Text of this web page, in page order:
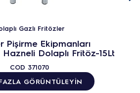
Gazlı Fritözler
Pişirme Ekipmanları
Hazneli Dolaplı Fritöz-15Lt
COD 371070
GÖRÜNTÜLEYIN